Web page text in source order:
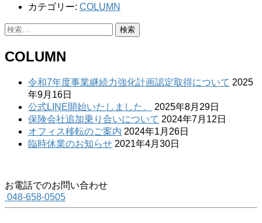
カテゴリー: COLUMN
検
COLUMN
令和7年度事業継続力強化計画認定取得について 2025
年9月16日
公式LINE開始いたしました。
2025年8月29日
保険会社追加乗り合いについて 2024年7月12日
オフィス移転のご案内 2024年1月26日
臨時休業のお知らせ 2021年4月30日
お電話でのお問い合わせ
048-658-0505